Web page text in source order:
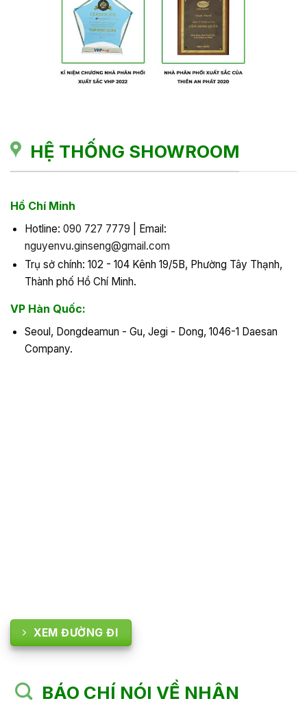
HỆ THỐNG SHOWROOM
Hồ Chí Minh
Hotline: 090 727 7779 | Email:
nguyenvu.ginseng@gmail.com
Trụ sở chính: 102 - 104 Kênh 19/5B, Phường Tây Thạnh,
Thành phố Hồ Chí Minh.
VP Hàn Quốc:
Seoul, Dongdeamun - Gu, Jegi - Dong, 1046-1 Daesan
Company.
XEM ĐƯỜNG ĐI
BÁO CHÍ NÓI VỀ NHÂN